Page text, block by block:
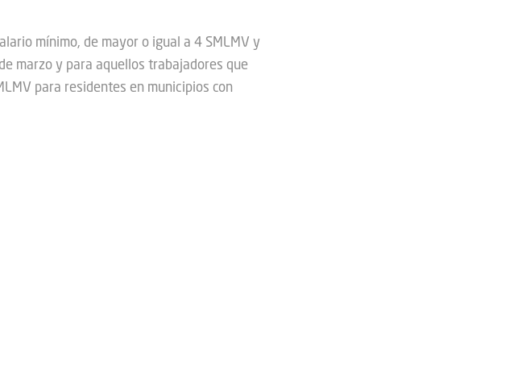
mínimo, de mayor o igual a 4 SMLMV y
marzo y para aquellos trabajadores que
para residentes en municipios con